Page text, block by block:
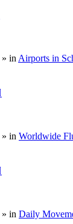
» in Airports in
» in Worldwide
» in Daily